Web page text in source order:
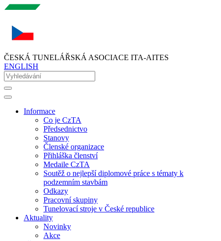
ČESKÁ TUNELÁŘSKÁ ASOCIACE ITA-AITES
ENGLISH
Informace
Co je CzTA
Předsednictvo
Stanovy
Členské organizace
Přihláška členství
Medaile CzTA
Soutěž o nejlepší diplomové práce s tématy k
podzemním stavbám
Odkazy
Pracovní skupiny
Tunelovací stroje v České republice
Aktuality
Novinky
Akce